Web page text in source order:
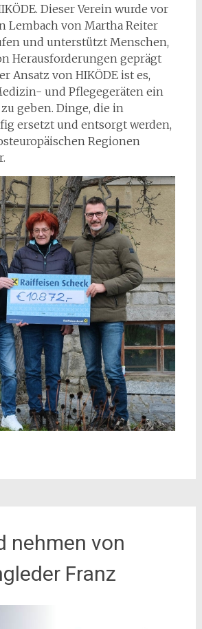
Dieser Verein wurde vor
Lembach von Martha Reiter
und unterstützt Menschen,
Herausforderungen geprägt
Ansatz von HIKÖDE ist es,
und Pflegegeräten ein
geben. Dinge, die in
ersetzt und entsorgt werden,
Regionen
nehmen von
Franz